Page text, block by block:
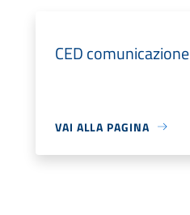
CED comunicazione
VAI ALLA PAGINA